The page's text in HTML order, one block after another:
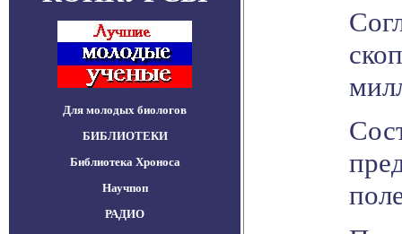
Для молодых биологов
БИБЛИОТЕКИ
Библиотека Хроноса
Научпоп
РАДИО